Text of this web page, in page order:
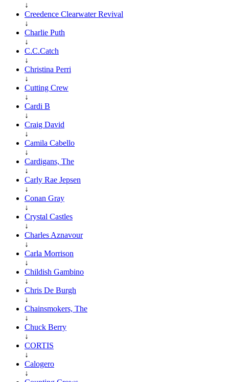
↓
Creedence Clearwater Revival
↓
Charlie Puth
↓
C.C.Catch
↓
Christina Perri
↓
Cutting Crew
↓
Cardi B
↓
Craig David
↓
Camila Cabello
↓
Cardigans, The
↓
Carly Rae Jepsen
↓
Conan Gray
↓
Crystal Castles
↓
Charles Aznavour
↓
Carla Morrison
↓
Childish Gambino
↓
Chris De Burgh
↓
Chainsmokers, The
↓
Chuck Berry
↓
CORTIS
↓
Calogero
↓